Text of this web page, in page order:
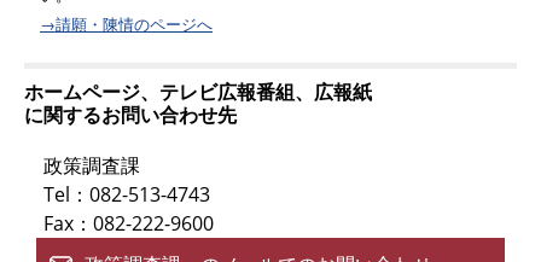
→請願・陳情のページへ
ホームページ、テレビ広報番組、広報紙
に関するお問い合わせ先
政策調査課
Tel：082-513-4743
Fax：082-222-9600